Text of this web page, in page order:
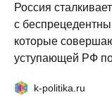
Россия
с
которые
уступающей РФ
k-politika.ru